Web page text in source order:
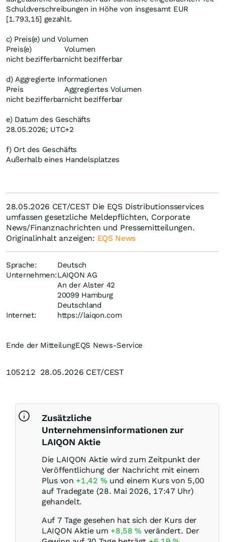
Schuldverschreibungen in Höhe von insgesamt EUR
[1.793,15] gezahlt.
c) Preis(e) und Volumen
Preis(e)
Volumen
nicht bezifferbarnicht bezifferbar
d) Aggregierte Informationen
Preis
Aggregiertes Volumen
nicht bezifferbarnicht bezifferbar
e) Datum des Geschäfts
28.05.2026; UTC+2
f) Ort des Geschäfts
Außerhalb eines Handelsplatzes
28.05.2026 CET/CEST Die EQS Distributionsservices
umfassen gesetzliche Meldepflichten, Corporate
News/Finanznachrichten und Pressemitteilungen.
Originalinhalt anzeigen: EQS News
Sprache:
Deutsch
Unternehmen:LAIQON AG
An der Alster 42
20099 Hamburg
Deutschland
Internet:
https://laiqon.com
Ende der MitteilungEQS News-Service
105212 28.05.2026 CET/CEST
Zusätzliche
Unternehmensinformationen zur
LAIQON Aktie
Die LAIQON Aktie wird zum Zeitpunkt der
Veröffentlichung der Nachricht mit einem
Plus von +1,42 % und einem Kurs von 5,00
auf Tradegate (28. Mai 2026, 17:47 Uhr)
gehandelt.
Auf 7 Tage gesehen hat sich der Kurs der
LAIQON Aktie um +8,58% verändert. Der